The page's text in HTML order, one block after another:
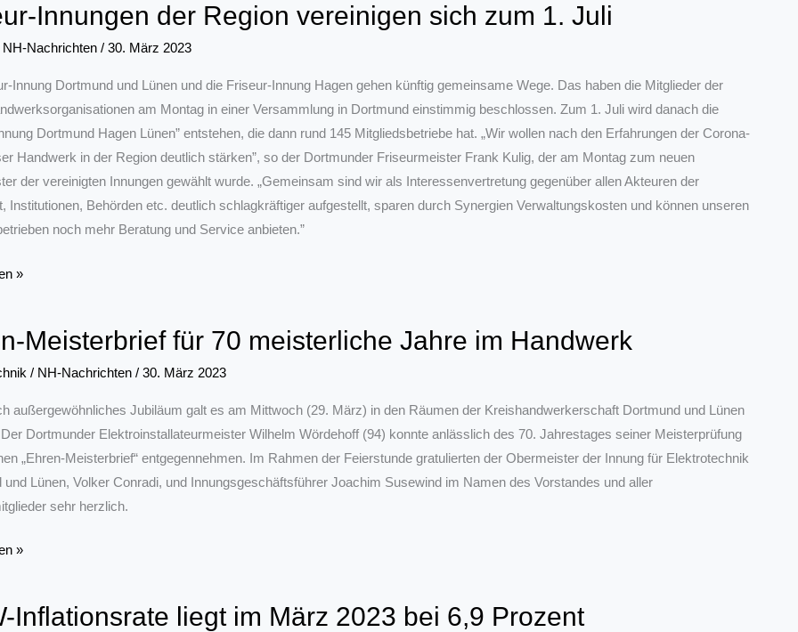
Innungen der Region vereinigen sich zum 1. Juli
NH-Nachrichten / 30. März 2023
Innung Dortmund und Lünen und die Friseur-Innung Hagen gehen künftig gemeinsame Wege. Das haben die Mitglieder der
am Montag in einer Versammlung in Dortmund einstimmig beschlossen. Zum 1. Juli wird danach die
Dortmund Hagen Lünen” entstehen, die dann rund 145 Mitgliedsbetriebe hat. „Wir wollen nach den Erfahrungen der Corona-
Handwerk in der Region deutlich stärken”, so der Dortmunder Friseurmeister Frank Kulig, der am Montag zum neuen
der vereinigten Innungen gewählt wurde. „Gemeinsam sind wir als Interessenvertretung gegenüber allen Akteuren der
Institutionen, Behörden etc. deutlich schlagkräftiger aufgestellt, sparen durch Synergien Verwaltungskosten und können unseren
noch mehr Beratung und Service anbieten.”
»
Meisterbrief für 70 meisterliche Jahre im Handwerk
/ NH-Nachrichten / 30. März 2023
außergewöhnliches Jubiläum galt es am Mittwoch (29. März) in den Räumen der Kreishandwerkerschaft Dortmund und Lünen
Dortmunder Elektroinstallateurmeister Wilhelm Wördehoff (94) konnte anlässlich des 70. Jahrestages seiner Meisterprüfung
„Ehren-Meisterbrief“ entgegennehmen. Im Rahmen der Feierstunde gratulierten der Obermeister der Innung für Elektrotechnik
und Lünen, Volker Conradi, und Innungsgeschäftsführer Joachim Susewind im Namen des Vorstandes und aller
sehr herzlich.
»
Inflationsrate liegt im März 2023 bei 6,9 Prozent